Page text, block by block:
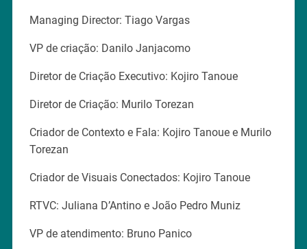
Managing Director: Tiago Vargas
VP de criação: Danilo Janjacomo
Diretor de Criação Executivo: Kojiro Tanoue
Diretor de Criação: Murilo Torezan
Criador de Contexto e Fala: Kojiro Tanoue e Murilo
Torezan
Criador de Visuais Conectados: Kojiro Tanoue
RTVC: Juliana D’Antino e João Pedro Muniz
VP de atendimento: Bruno Panico